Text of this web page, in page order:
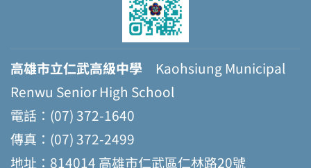
高雄市立仁武高級中學 Kaohsiung Municipal
Renwu Senior High School
電話：(07) 372-1640
傳真：(07) 372-2499
地址：814014 高雄市仁武區仁林路20號